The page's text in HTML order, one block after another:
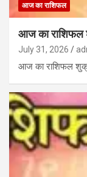
आज का राशिफल
आज का राशिफल
July 31, 2026
आज का राशिफल